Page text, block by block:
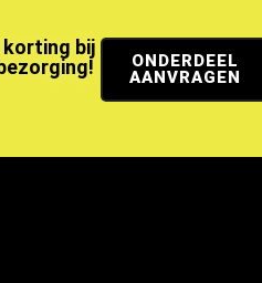
korting bij
ONDERDEEL
AANVRAGEN